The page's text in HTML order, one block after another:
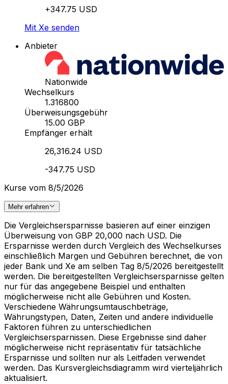
+347.75 USD
Mit Xe senden
Anbieter
Nationwide
Wechselkurs
1.316800
Überweisungsgebühr
15.00 GBP
Empfänger erhält
26,316.24 USD
-347.75 USD
Kurse vom 8/5/2026
Mehr erfahren
Die Vergleichsersparnisse basieren auf einer einzigen
Überweisung von GBP 20,000 nach USD. Die
Ersparnisse werden durch Vergleich des Wechselkurses
einschließlich Margen und Gebühren berechnet, die von
jeder Bank und Xe am selben Tag 8/5/2026 bereitgestellt
werden. Die bereitgestellten Vergleichsersparnisse gelten
nur für das angegebene Beispiel und enthalten
möglicherweise nicht alle Gebühren und Kosten.
Verschiedene Währungsumtauschbeträge,
Währungstypen, Daten, Zeiten und andere individuelle
Faktoren führen zu unterschiedlichen
Vergleichsersparnissen. Diese Ergebnisse sind daher
möglicherweise nicht repräsentativ für tatsächliche
Ersparnisse und sollten nur als Leitfaden verwendet
werden. Das Kursvergleichsdiagramm wird vierteljährlich
aktualisiert.